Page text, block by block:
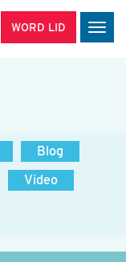
WORD LID
Blog
Video